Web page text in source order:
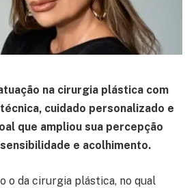
na cirurgia plástica com
cuidado personalizado e
que ampliou sua percepção
e acolhimento.
o da cirurgia plástica, no qual